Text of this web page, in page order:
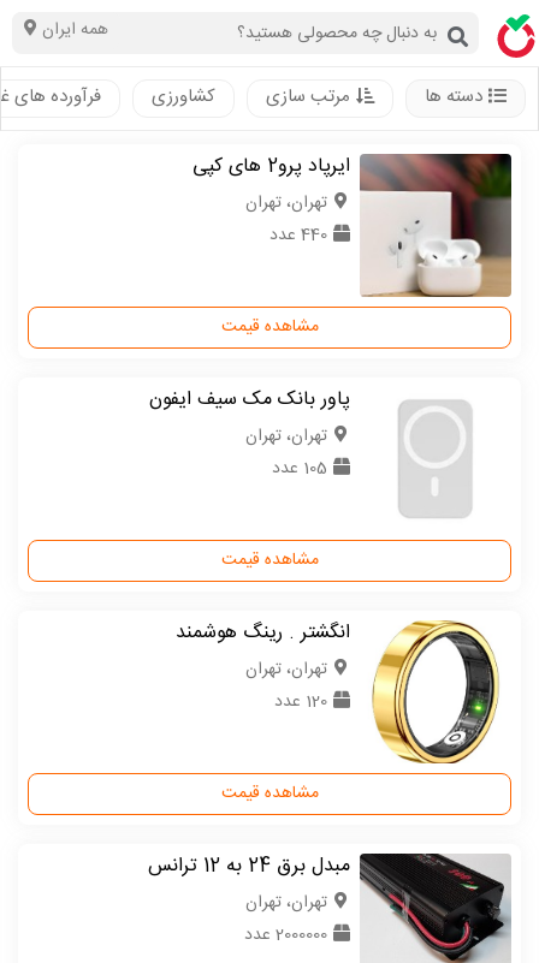
همه ایران
دسته ها مرتب سازی کشاورزی فرآورده های
ایرپاد پرو2 های کپی
تهران، تهران
440 عدد
مشاهده قیمت
پاور بانک مک سیف ایفون
تهران، تهران
105 عدد
مشاهده قیمت
انگشتر . رینگ هوشمند
تهران، تهران
120 عدد
مشاهده قیمت
مبدل برق 24 به 12 ترانس
تهران، تهران
2000000 عدد